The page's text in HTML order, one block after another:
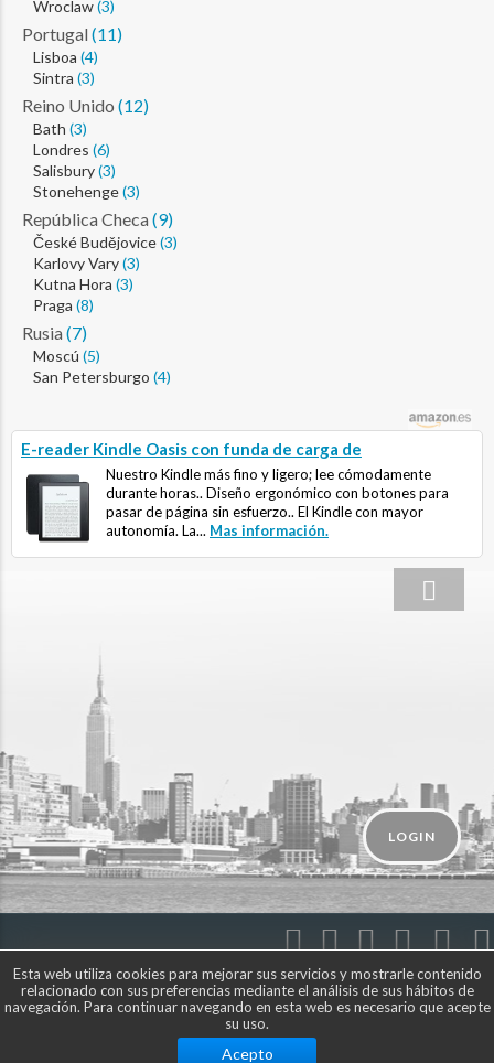
Wroclaw(3)
Portugal (11)
Lisboa (4)
Sintra (3)
Reino Unido (12)
Bath (3)
Londres (6)
Salisbury(3)
Stonehenge(3)
República Checa (9)
České Budějovice(3)
Karlovy Vary(3)
Kutna Hora (3)
Praga (8)
Rusia (7)
Moscú (5)
San Petersburgo (4)
E-reader Kindle Oasis con funda de carga de
Nuestro Kindle más fino y ligero; lee cómodamente
durante horas.. Diseño ergonómico con botones para
pasar de página sin esfuerzo.. El Kindle con mayor
autonomía. La... Mas información.
LOGIN
© Compartetusviajes.com
Esta web utiliza cookies para mejorar sus servicios y mostrarle contenido
relacionado con sus preferencias mediante el análisis de sus hábitos de
navegación. Para continuar navegando en esta web es necesario que acepte
su uso.
Acepto